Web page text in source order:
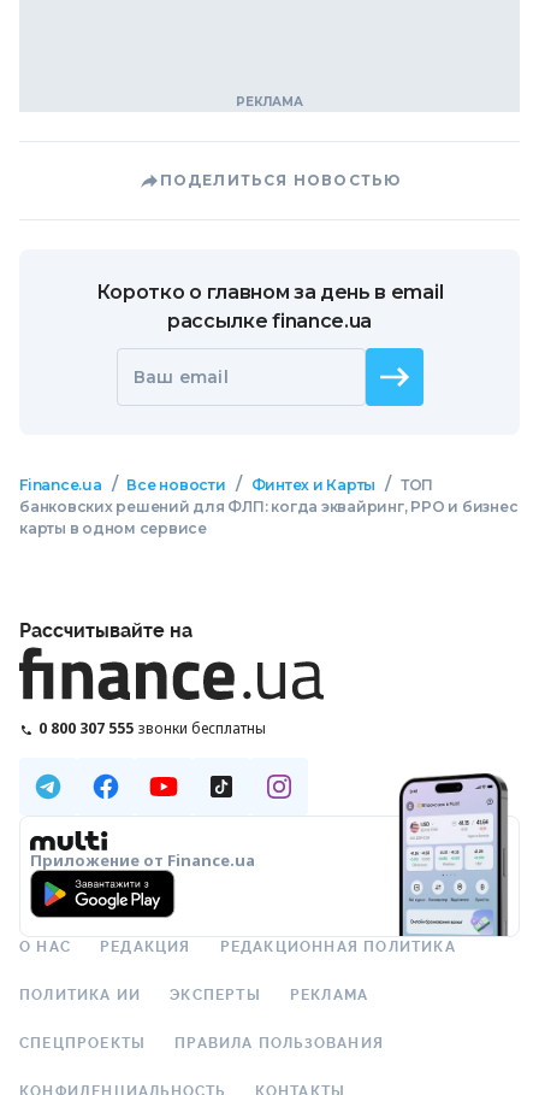
ПОДЕЛИТЬСЯ НОВОСТЬЮ
Коротко о главном за день в email
рассылке finance.ua
Ваш email
Finance.ua / Все новости / Финтех и Карты / ТОП
банковских решений для ФЛП: когда эквайринг, РРО и бизнес
карты в одном сервисе
Рассчитывайте на
0 800 307 555 звонки бесплатны
Приложение от Finance.ua
О НАС РЕДАКЦИЯ РЕДАКЦИОННАЯ ПОЛИТИКА
ПОЛИТИКА ИИ ЭКСПЕРТЫ РЕКЛАМА
СПЕЦПРОЕКТЫ ПРАВИЛА ПОЛЬЗОВАНИЯ
КОНФИДЕНЦИАЛЬНОСТЬ КОНТАКТЫ